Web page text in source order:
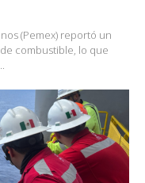
(Pemex) reportó un
combustible, lo que